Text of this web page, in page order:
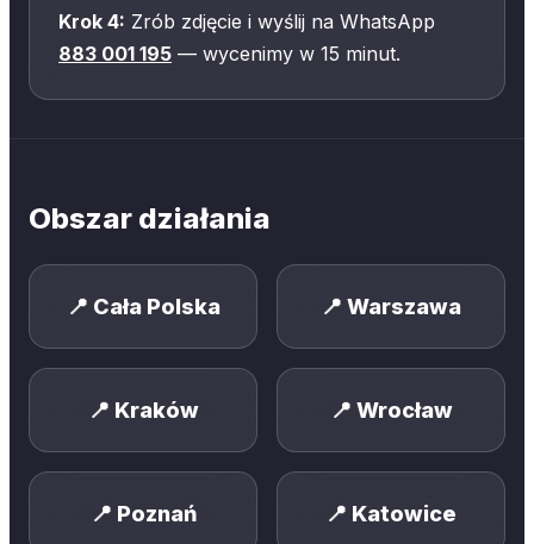
Krok 4: Zrób zdjęcie i wyślij na WhatsApp
883 001 195 — wycenimy w 15 minut.
Obszar działania
📍 Cała Polska 📍 Warszawa
📍 Kraków 📍 Wrocław
📍 Poznań 📍 Katowice